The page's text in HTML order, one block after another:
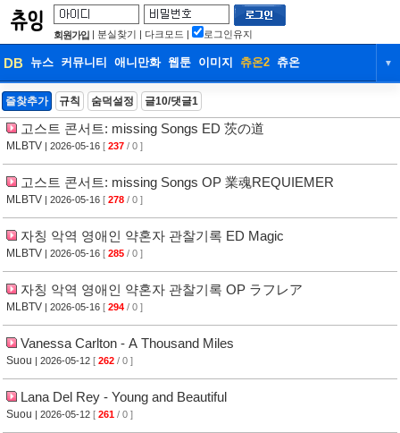
회원가입 | 분실찾기 | 다크모드 | 로그인유지
DB 뉴스 커뮤니티 애니만화 웹툰 이미지 츄온2 츄온 ▼
DB 뉴스
웹툰 이미지 츄온2
즐찾추가 규칙 숨덕설정 글10/댓글1
고스트 콘서트: missing Songs ED 茨の道
MLBTV | 2026-05-16 [ 237 / 0 ]
고스트 콘서트: missing Songs OP 業魂REQUIEMER
MLBTV | 2026-05-16 [ 278 / 0 ]
자칭 악역 영애인 약혼자 관찰기록 ED Magic
MLBTV | 2026-05-16 [ 285 / 0 ]
자칭 악역 영애인 약혼자 관찰기록 OP ラフレア
MLBTV | 2026-05-16 [ 294 / 0 ]
Vanessa Carlton - A Thousand Miles
Suou | 2026-05-12 [ 262 / 0 ]
Lana Del Rey - Young and Beautiful
Suou | 2026-05-12 [ 261 / 0 ]